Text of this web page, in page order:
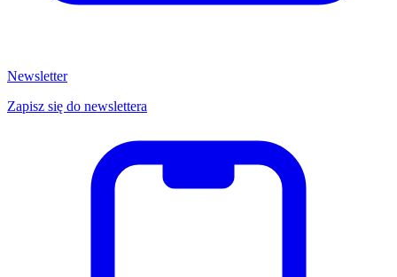
Newsletter
Zapisz się do newslettera